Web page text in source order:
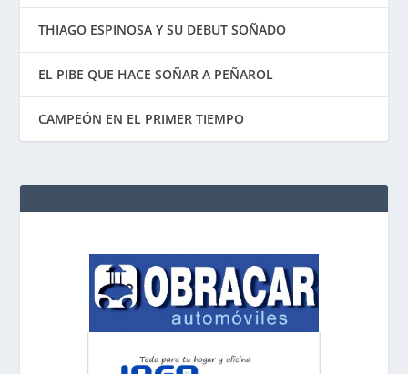
THIAGO ESPINOSA Y SU DEBUT SOÑADO
EL PIBE QUE HACE SOÑAR A PEÑAROL
CAMPEÓN EN EL PRIMER TIEMPO